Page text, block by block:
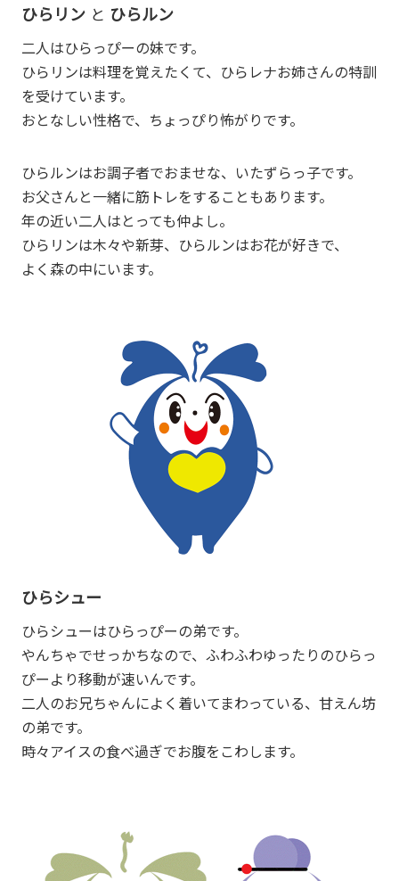
ひらリン と ひらルン
二人はひらっぴーの妹です。
ひらリンは料理を覚えたくて、ひらレナお姉さんの特訓
を受けています。
おとなしい性格で、ちょっぴり怖がりです。
ひらルンはお調子者でおませな、いたずらっ子です。
お父さんと一緒に筋トレをすることもあります。
年の近い二人はとっても仲よし。
ひらリンは木々や新芽、ひらルンはお花が好きで、
よく森の中にいます。
ひらシュー
ひらシューはひらっぴーの弟です。
やんちゃでせっかちなので、ふわふわゆったりのひらっ
ぴーより移動が速いんです。
二人のお兄ちゃんによく着いてまわっている、甘えん坊
の弟です。
時々アイスの食べ過ぎでお腹をこわします。